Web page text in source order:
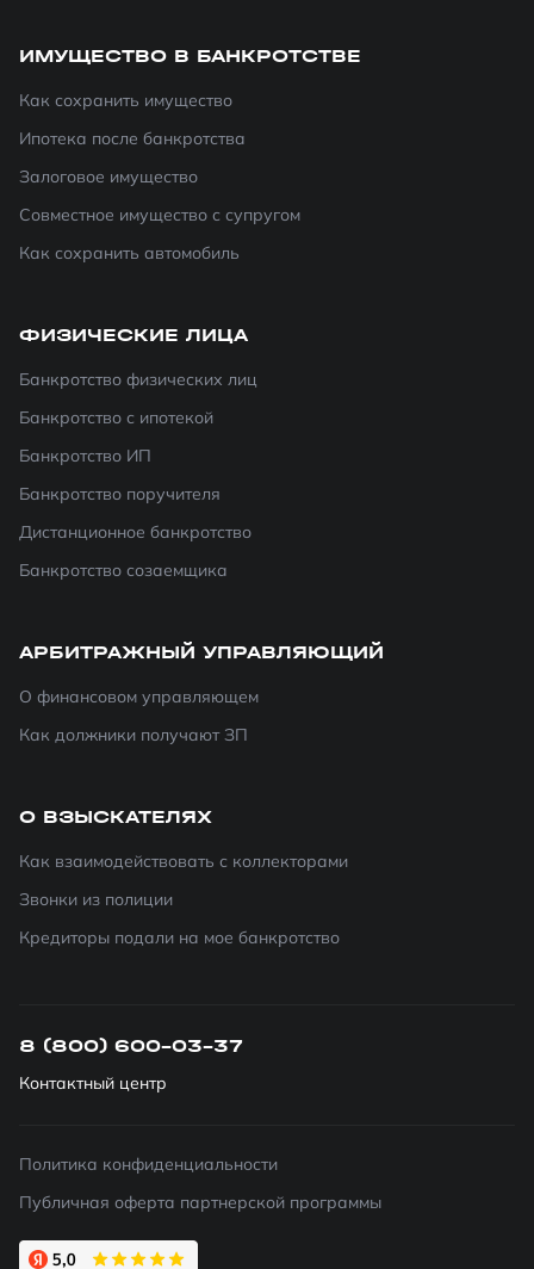
ИМУЩЕСТВО В БАНКРОТСТВЕ
Как сохранить имущество
Ипотека после банкротства
Залоговое имущество
Совместное имущество с супругом
Как сохранить автомобиль
ФИЗИЧЕСКИЕ ЛИЦА
Банкротство физических лиц
Банкротство с ипотекой
Банкротство ИП
Банкротство поручителя
Дистанционное банкротство
Банкротство созаемщика
АРБИТРАЖНЫЙ УПРАВЛЯЮЩИЙ
О финансовом управляющем
Как должники получают ЗП
О ВЗЫСКАТЕЛЯХ
Как взаимодействовать с коллекторами
Звонки из полиции
Кредиторы подали на мое банкротство
8 (800) 600-03-37
Контактный центр
Политика конфиденциальности
Публичная оферта партнерской программы